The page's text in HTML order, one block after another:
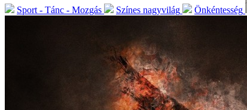
Sport - Tánc - Mozgás Színes nagyvilág Önkéntesség